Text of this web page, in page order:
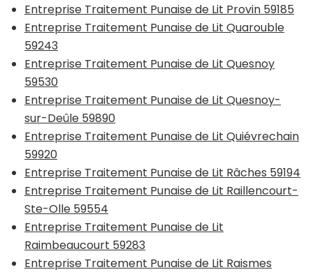
Entreprise Traitement Punaise de Lit Provin 59185
Entreprise Traitement Punaise de Lit Quarouble
59243
Entreprise Traitement Punaise de Lit Quesnoy
59530
Entreprise Traitement Punaise de Lit Quesnoy-
sur-Deûle 59890
Entreprise Traitement Punaise de Lit Quiévrechain
59920
Entreprise Traitement Punaise de Lit Râches 59194
Entreprise Traitement Punaise de Lit Raillencourt-
Ste-Olle 59554
Entreprise Traitement Punaise de Lit
Raimbeaucourt 59283
Entreprise Traitement Punaise de Lit Raismes